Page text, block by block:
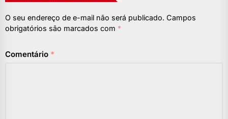
O seu endereço de e-mail não será publicado. Campos
obrigatórios são marcados com *
Comentário *